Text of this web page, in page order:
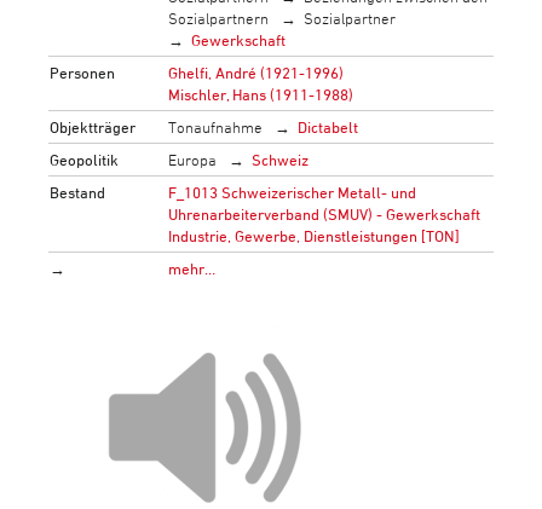
Sozialpartnern
Sozialpartner
Gewerkschaft
Personen
Ghelfi, André (1921-1996)
Mischler, Hans (1911-1988)
Objektträger
Tonaufnahme
Dictabelt
Geopolitik
Europa
Schweiz
Bestand
F_1013 Schweizerischer Metall- und
Uhrenarbeiterverband (SMUV) - Gewerkschaft
Industrie, Gewerbe, Dienstleistungen [TON]
→
mehr…